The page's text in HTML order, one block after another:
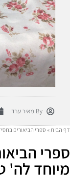
By מאיר ערד
דף הבית » ספרי הביאורים
ספרי
מיוחד לה'